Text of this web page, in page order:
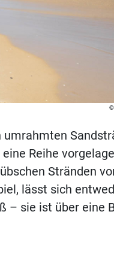
Reihe
Stränden
lässt sich
– sie ist über eine